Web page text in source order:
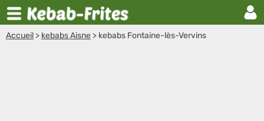
Accueil > kebabs Aisne > kebabs Fontaine-lès-Vervins